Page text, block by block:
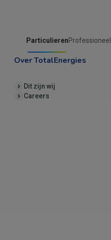
ParticulierenProfessioneel
Over TotalEnergies
Dit zijn wij
Careers